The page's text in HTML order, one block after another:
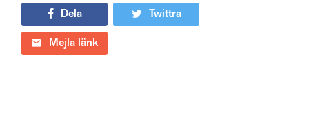
Dela
Twittra
Mejla länk